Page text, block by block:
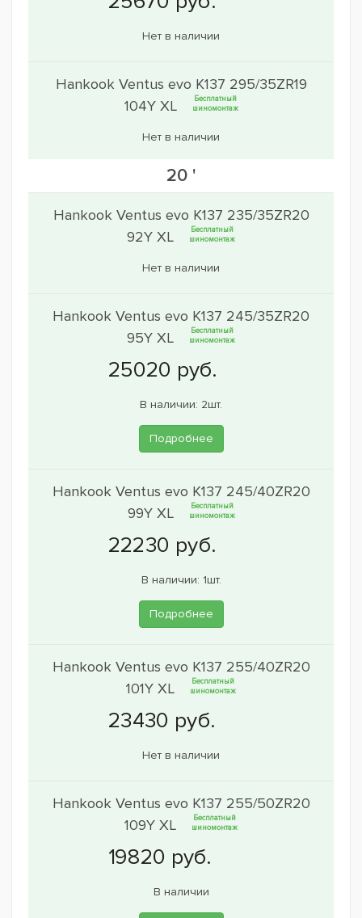
Нет в наличии
Hankook Ventus evo K137 295/35ZR19
104Y XL
Бесплатный
шиномонтаж
Нет в наличии
20 '
Hankook Ventus evo K137 235/35ZR20
92Y XL
Бесплатный
шиномонтаж
Нет в наличии
Hankook Ventus evo K137 245/35ZR20
95Y XL
Бесплатный
шиномонтаж
В наличии: 2шт.
Подробнее
Hankook Ventus evo K137 245/40ZR20
99Y XL
Бесплатный
шиномонтаж
В наличии: 1шт.
Подробнее
Hankook Ventus evo K137 255/40ZR20
101Y XL
Бесплатный
шиномонтаж
Нет в наличии
Hankook Ventus evo K137 255/50ZR20
109Y XL
Бесплатный
шиномонтаж
В наличии